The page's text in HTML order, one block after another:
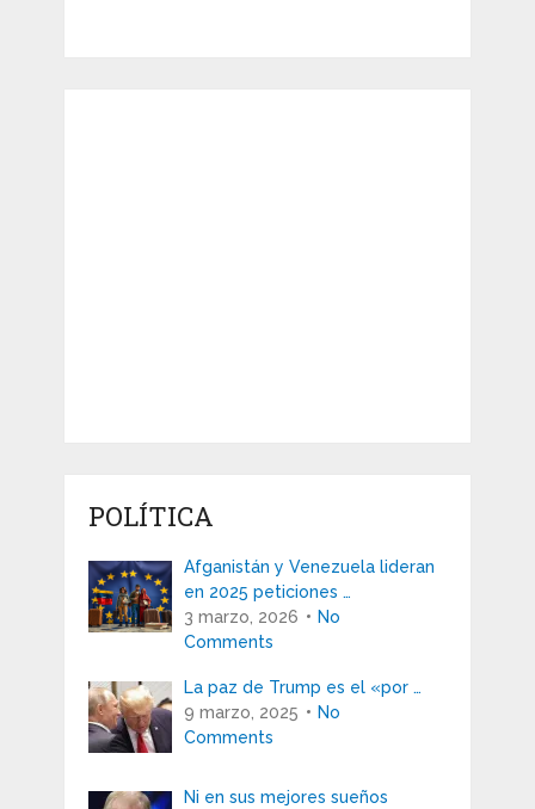
POLÍTICA
Afganistán y Venezuela lideran
en 2025 peticiones …
3 marzo, 2026
No
Comments
La paz de Trump es el «por …
9 marzo, 2025
No
Comments
Ni en sus mejores sueños